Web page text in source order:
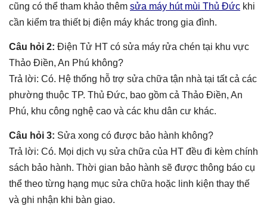
cũng có thể tham khảo thêm sửa máy hút mùi Thủ Đức khi
cần kiểm tra thiết bị điện máy khác trong gia đình.
Câu hỏi 2: Điện Tử HT có sửa máy rửa chén tại khu vực
Thảo Điền, An Phú không?
Trả lời: Có. Hệ thống hỗ trợ sửa chữa tận nhà tại tất cả các
phường thuộc TP. Thủ Đức, bao gồm cả Thảo Điền, An
Phú, khu công nghệ cao và các khu dân cư khác.
Câu hỏi 3: Sửa xong có được bảo hành không?
Trả lời: Có. Mọi dịch vụ sửa chữa của HT đều đi kèm chính
sách bảo hành. Thời gian bảo hành sẽ được thông báo cụ
thể theo từng hạng mục sửa chữa hoặc linh kiện thay thế
và ghi nhận khi bàn giao.